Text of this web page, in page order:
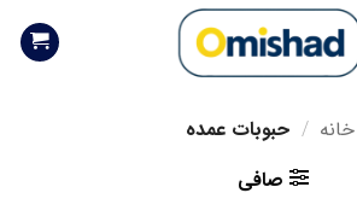
خانه / حبوبات عمده
صافی